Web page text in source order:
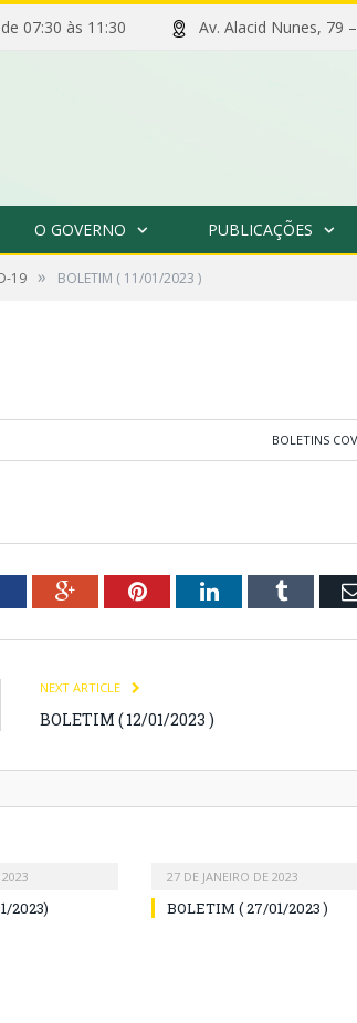
de 07:30 às 11:30 Av. Alacid Nunes,
O GOVERNO PUBLICAÇÕES
19 » BOLETIM ( 11/01/2023 )
BOLETINS
Google+PinterestLinkedInTumblr
NEXT ARTICLE
BOLETIM ( 12/01/2023 )
2023)
27 DE JANEIRO DE 2023
BOLETIM ( 27/01/2023 )